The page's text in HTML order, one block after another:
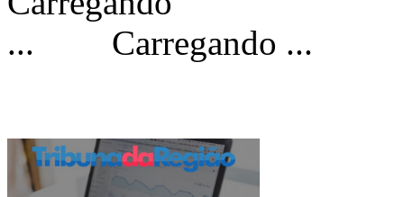
Carregando ...